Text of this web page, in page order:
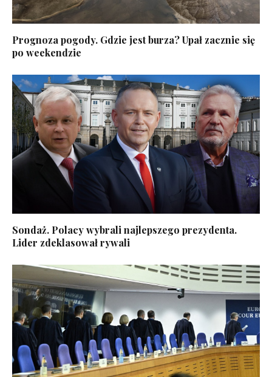
Prognoza pogody. Gdzie jest burza? Upał zacznie się
po weekendzie
Sondaż. Polacy wybrali najlepszego prezydenta.
Lider zdeklasował rywali